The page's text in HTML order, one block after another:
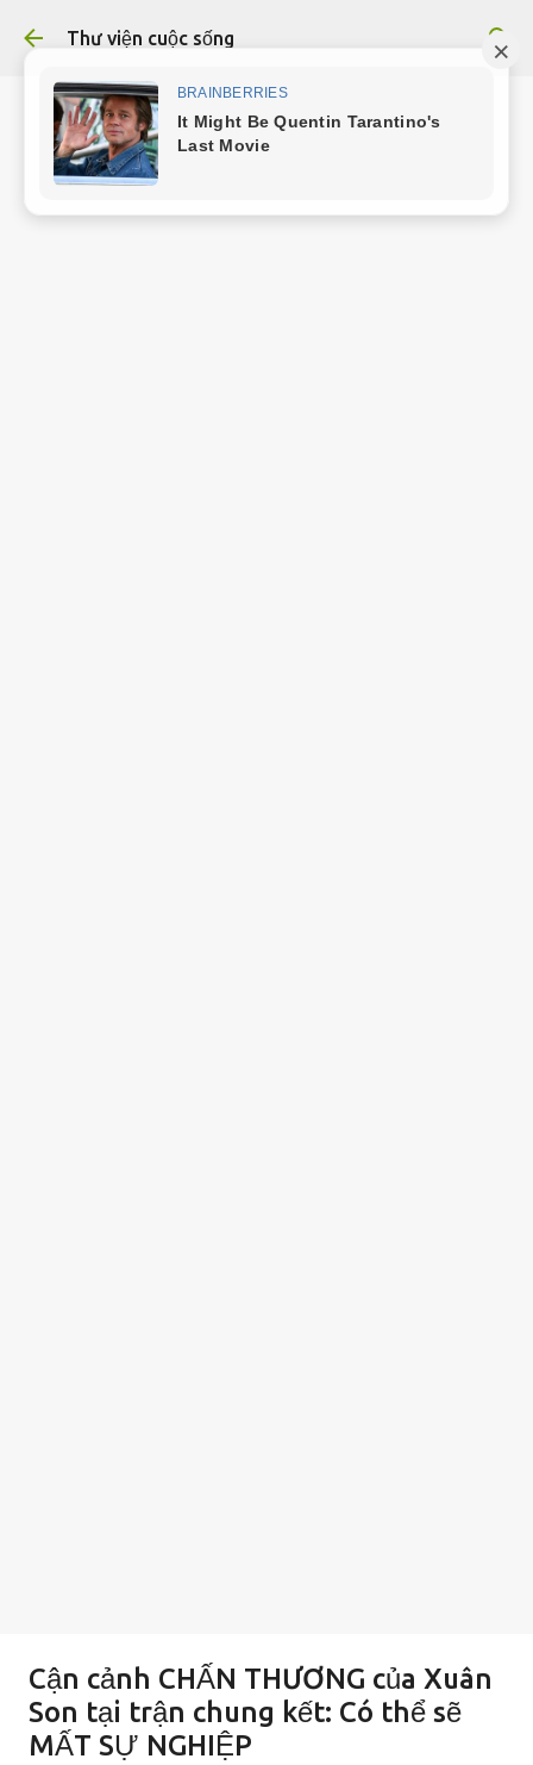
Chuyển đến nội dung chính
Thư viện cuộc sống
Cận cảnh CHẤN THƯƠNG của Xuân
Son tại trận chung kết: Có thể sẽ
MẤT SỰ NGHIỆP